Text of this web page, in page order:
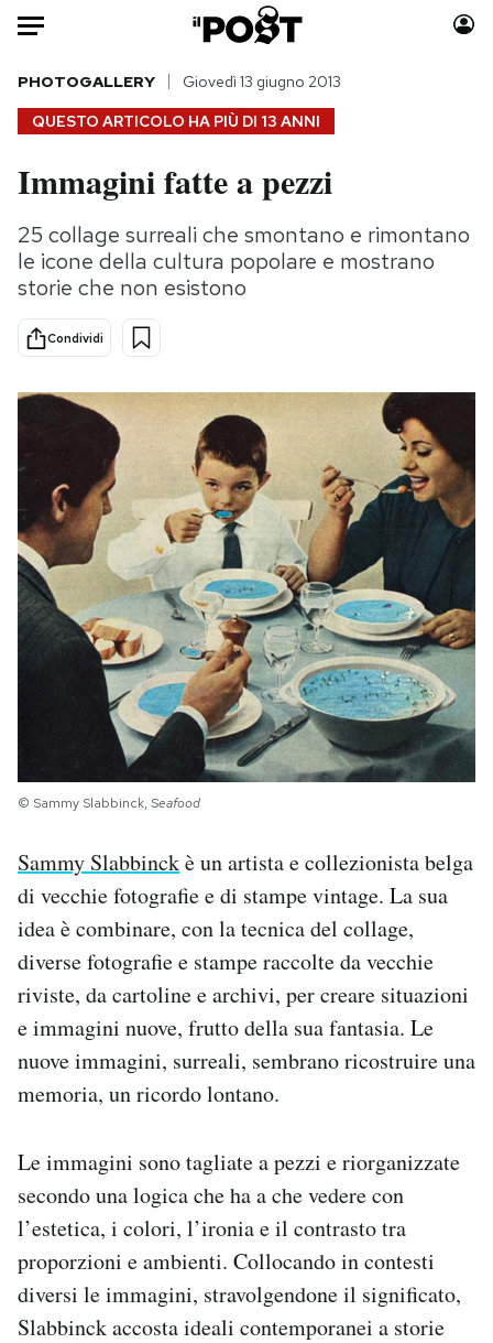
Auto
HOME
Italia
Politica
Tecnologia
Scienza
Economia
Moda
Consumismi
Mondiali calcio 2026
PODCAST
NEWSLETTER
I MIEI PREFERITI
AREA PERSONALE
Newsletter
Notifiche mobile
Regala il Post
Hai bisogno di aiuto?
Esci
QUESTO ARTICOLO HA PIÙ DI 13 ANNI
PHOTOGALLERY Giovedì 13 giugno 2013
Immagini fatte a pezzi
25 collage surreali che smontano e rimontano
le icone della cultura popolare e mostrano
storie che non esistono
Condividi
© Sammy Slabbinck, Seafood
Sammy Slabbinckè un artista e collezionista belga
di vecchie fotografie e di stampe vintage. La sua
idea è combinare, con la tecnica del collage,
diverse fotografie e stampe raccolte da vecchie
riviste, da cartoline e archivi, per creare situazioni
e immagini nuove, frutto della sua fantasia. Le
nuove immagini, surreali, sembrano ricostruire una
memoria, un ricordo lontano.
Le immagini sono tagliate a pezzi e riorganizzate
secondo una logica che ha a che vedere con
l’estetica, i colori, l’ironia e il contrasto tra
proporzioni e ambienti. Collocando in contesti
diversi le immagini, stravolgendone il significato,
Slabbinck accosta ideali contemporanei a storie